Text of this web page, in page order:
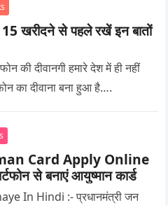
खरीदने से पहले रखें इन बातों
की दीवानगी हमारे देश में ही नहीं
का दीवाना बना हुआ है….
Card Apply Online
से बनाएं आयुष्मान कार्ड
In Hindi :- प्रधानमंत्री जन